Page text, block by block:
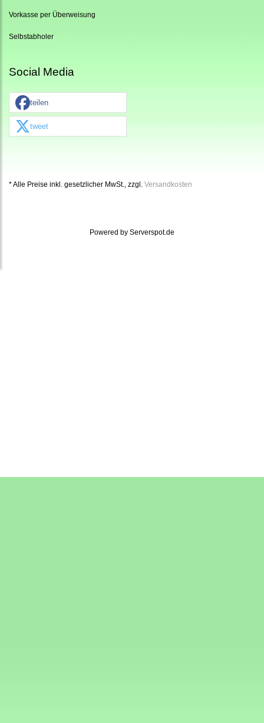
Vorkasse per Überweisung
Selbstabholer
Social Media
teilen
tweet
* Alle Preise inkl. gesetzlicher MwSt., zzgl. Versandkosten
Powered by Serverspot.de